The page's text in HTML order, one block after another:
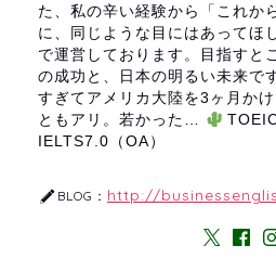
た、私の辛い経験から「これか
に、同じような目にはあってほ
で運営しております。目指すと
の成功と、日本の明るい未来で
すぎてアメリカ大陸を3ヶ月か
ともアリ。若かった…
IELTS7.0（OA）
BLOG： http://